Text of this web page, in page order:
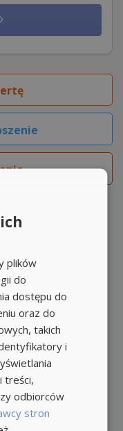
plików
do
dostępu do
oraz do
takich
i
treści,
odbiorców
stron